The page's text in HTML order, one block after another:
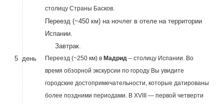
столицу Страны Басков.
Переезд (~450 км) на ночлег в отеле на территории
Испании.
5 день
Завтрак.
Переезд (~250 км) в Мадрид – столицу Испании. Во
время обзорной экскурсии по городу Вы увидите
городские достопримечательности, которые датированы
более поздними периодами. В XVIII — первой четверти